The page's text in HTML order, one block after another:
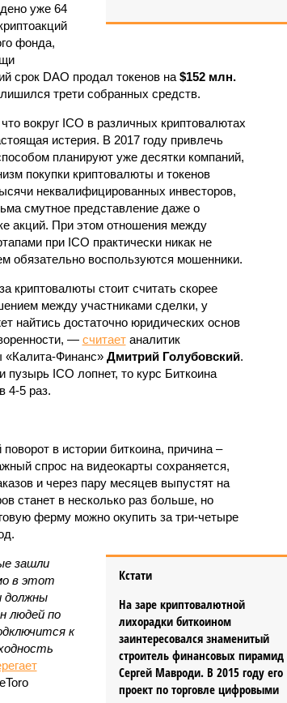
уже 64
фонда,
срок DAO продал токенов на $152 млн.
трети собранных средств.
вокруг ICO в различных криптовалютах
истерия. В 2017 году привлечь
планируют уже десятки компаний,
покупки криптовалюты и токенов
неквалифицированных инвесторов,
смутное представление даже о
акций. При этом отношения между
при ICO практически никак не
обязательно воспользуются мошенники.
криптовалюты стоит считать скорее
между участниками сделки, у
найтись достаточно юридических основ
— считаетаналитик
«Калита-Финанс» Дмитрий Голубовский.
пузырь ICO лопнет, то курс Биткоина
4-5 раз.
в истории биткоина, причина –
спрос на видеокарты сохраняется,
и через пару месяцев выпустят на
станет в несколько раз больше, но
ферму можно окупить за три-четыре
Кстати
На заре криптовалютной
лихорадки биткоином
заинтересовался знаменитый
строитель финансовых пирамид
Сергей Мавроди. В 2015 году его
проект по торговле цифровыми
зашли
в этот
должны
людей по
к